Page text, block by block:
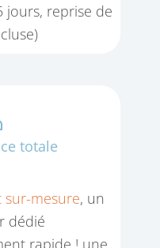
jours, reprise de
totale
mesure, un
dédié
rapide ! une